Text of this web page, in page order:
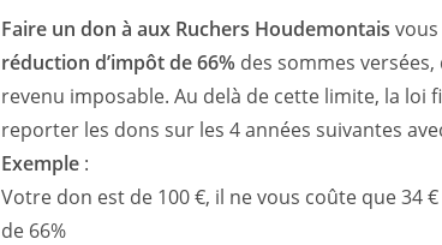
Faire un don à aux Ruchers Houdemontais
réduction d’impôt de 66% des sommes
revenu imposable. Au delà de cette limite, la loi
reporter les dons sur les 4 années suivantes
Exemple :
Votre don est de 100€, il ne vous coûte que34
de 66%